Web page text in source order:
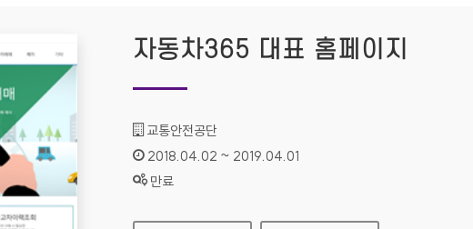
자동차365 대표 홈페이지
기관명 :
교통안전공단
인증기간 :
2018.04.02 ~ 2019.04.01
상태 :
만료